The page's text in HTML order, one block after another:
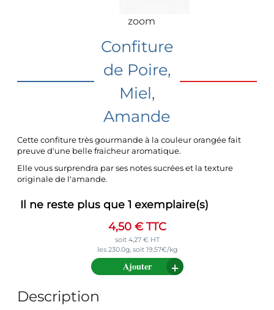
zoom
Confiture
de Poire,
Miel,
Amande
Cette confiture très gourmande à la couleur orangée fait
preuve d'une belle fraicheur aromatique.
Elle vous surprendra par ses notes sucrées et la texture
originale de l'amande.
Il ne reste plus que 1 exemplaire(s)
4,50 €TTC
soit 4,27 € HT
les 230.0g, soit 19,57€/kg
Ajouter
Description